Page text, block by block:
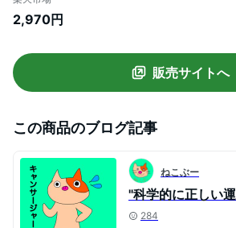
畳み 耐荷重80kg 子供 対象年齢 3
の子 女の子 ●[送料無料]
2,970円
販売サイトへ
この商品のブログ記事
ねこぶー
"科学的に正しい
284